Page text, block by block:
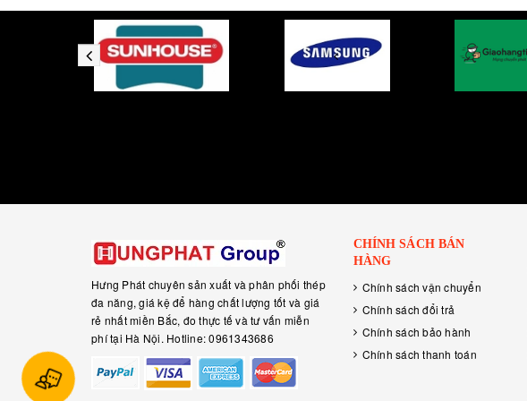
Hưng Phát chuyên sản xuất và phân phối thép
đa năng, giá kệ để hàng chất lượng tốt và giá
rẻ nhất miền Bắc, đo thực tế và tư vấn miễn
phí tại Hà Nội. Hotline: 0961343686
CHÍNH SÁCH BÁN
HÀNG
Chính sách vận chuyển
Chính sách đổi trả
Chính sách bảo hành
Chính sách thanh toán